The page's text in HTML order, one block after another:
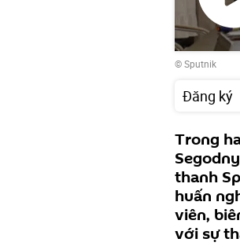
© Sputnik
Đăng ký
Trong
thanh
huấn
viên,
với sự